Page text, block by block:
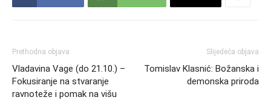
Prethodna objava
Vladavina Vage (do 21.10.) –
Fokusiranje na stvaranje
ravnoteže i pomak na višu
Slijedeća objava
Tomislav Klasnić: Božanska i
demonska priroda